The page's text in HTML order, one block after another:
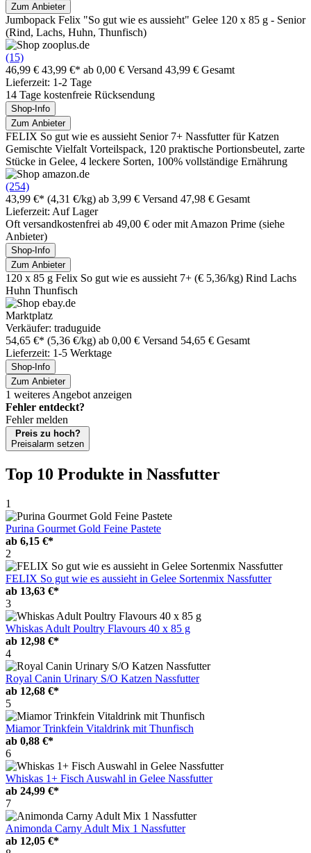
Zum Anbieter
Jumbopack Felix "So gut wie es aussieht" Gelee 120 x 85 g - Senior
(Rind, Lachs, Huhn, Thunfisch)
(15)
46,99 € 43,99 €* ab 0,00 € Versand 43,99 € Gesamt
Lieferzeit: 1-2 Tage
14 Tage kostenfreie Rücksendung
Shop-Info
Zum Anbieter
FELIX So gut wie es aussieht Senior 7+ Nassfutter für Katzen
Gemischte Vielfalt Vorteilspack, 120 praktische Portionsbeutel, zarte
Stücke in Gelee, 4 leckere Sorten, 100% vollständige Ernährung
(254)
43,99 €* (4,31 €/kg) ab 3,99 € Versand 47,98 € Gesamt
Lieferzeit: Auf Lager
Oft versandkostenfrei ab 49,00 € oder mit Amazon Prime (siehe
Anbieter)
Shop-Info
Zum Anbieter
120 x 85 g Felix So gut wie es aussieht 7+ (€ 5,36/kg) Rind Lachs
Huhn Thunfisch
Marktplatz
Verkäufer: traduguide
54,65 €* (5,36 €/kg) ab 0,00 € Versand 54,65 € Gesamt
Lieferzeit: 1-5 Werktage
Shop-Info
Zum Anbieter
1 weiteres Angebot anzeigen
Fehler entdeckt?
Fehler melden
Preis zu hoch?
Preisalarm setzen
Top 10 Produkte in Nassfutter
1
Purina Gourmet Gold Feine Pastete
ab 6,15 €*
2
FELIX So gut wie es aussieht in Gelee Sortenmix Nassfutter
ab 13,63 €*
3
Whiskas Adult Poultry Flavours 40 x 85 g
ab 12,98 €*
4
Royal Canin Urinary S/O Katzen Nassfutter
ab 12,68 €*
5
Miamor Trinkfein Vitaldrink mit Thunfisch
ab 0,88 €*
6
Whiskas 1+ Fisch Auswahl in Gelee Nassfutter
ab 24,99 €*
7
Animonda Carny Adult Mix 1 Nassfutter
ab 12,05 €*